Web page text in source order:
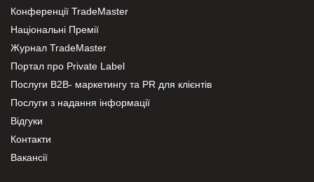
Конференції TradeMaster
Національні Премії
Журнал TradeMaster
Портал про Private Label
Послуги В2В- маркетингу та PR для клієнтів
Послуги з надання інформації
Відгуки
Контакти
Вакансії